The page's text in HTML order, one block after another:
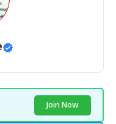
Join Now